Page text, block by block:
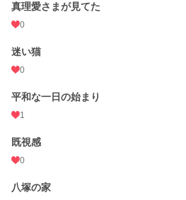
累計ポイント 62,222 pt (39,637 位)
真理愛さまが見てた
0
迷い猫
0
平和な一日の始まり
1
既視感
0
八塚の家